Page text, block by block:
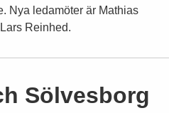
Nya ledamöter är Mathias
Reinhed.
Sölvesborg